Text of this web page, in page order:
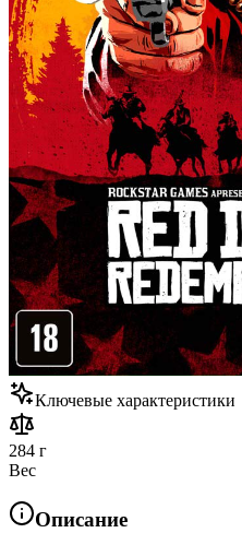
Ключевые характеристики
284 г
Вес
Описание